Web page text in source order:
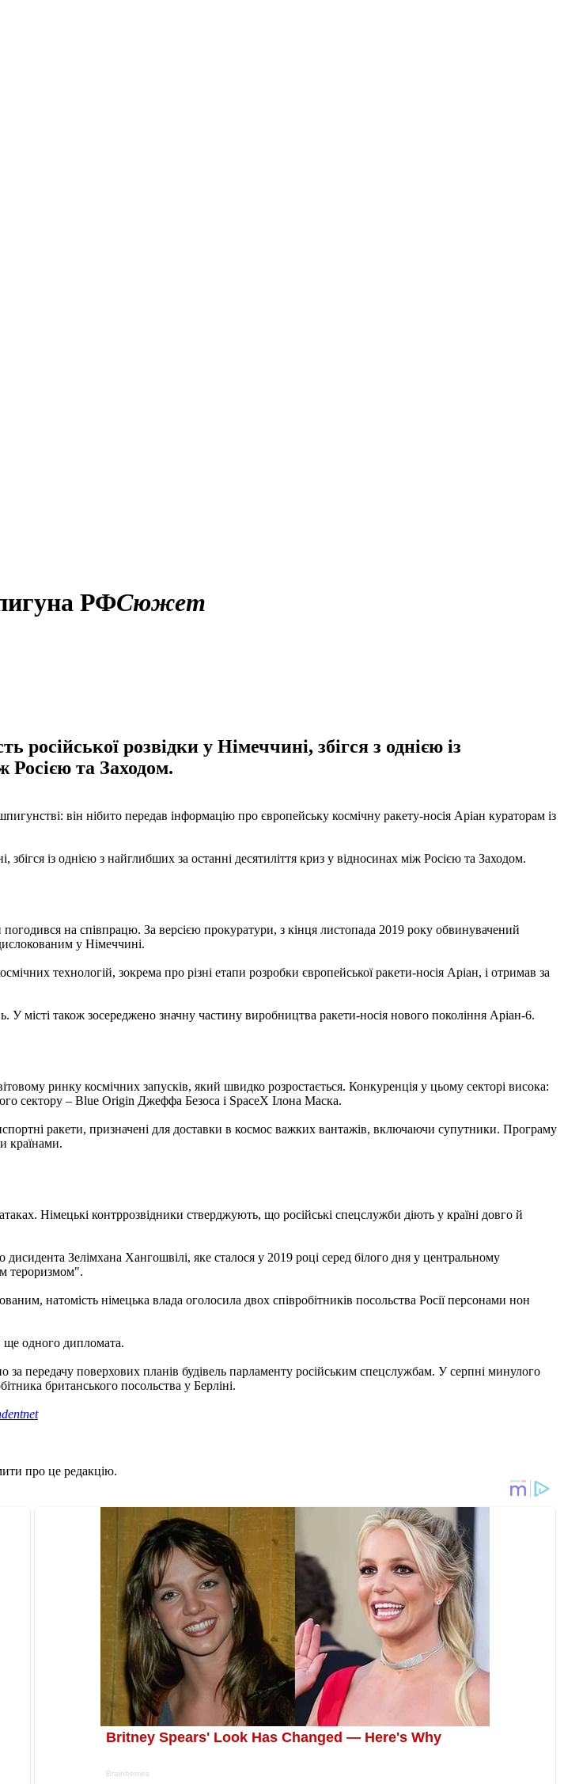
РФСюжет
російської розвідки у Німеччині, збігся з однією із
Росією та Заходом.
він нібито передав інформацію про європейську космічну ракету-носія Аріан кураторам із
із однією з найглибших за останні десятиліття криз у відносинах між Росією та Заходом.
на співпрацю. За версією прокуратури, з кінця листопада 2019 року обвинувачений
у Німеччині.
технологій, зокрема про різні етапи розробки європейської ракети-носія Аріан, і отримав за
місті також зосереджено значну частину виробництва ракети-носія нового покоління Аріан-6.
ринку космічних запусків, який швидко розростається. Конкуренція у цьому секторі висока:
сектору – Blue Origin Джеффа Безоса і SpaceX Ілона Маска.
ракети, призначені для доставки в космос важких вантажів, включаючи супутники. Програму
країнами.
Німецькі контррозвідники стверджують, що російські спецслужби діють у країні довго й
Зелімхана Хангошвілі, яке сталося у 2019 році серед білого дня у центральному
тероризмом".
натомість німецька влада оголосила двох співробітників посольства Росії персонами нон
ще одного дипломата.
передачу поверхових планів будівель парламенту російським спецслужбам. У серпні минулого
британського посольства у Берліні.
про це редакцію.